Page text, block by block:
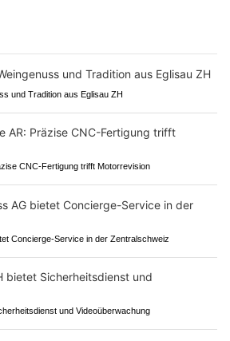
und Tradition aus Eglisau ZH
CNC-Fertigung trifft Motorrevision
Concierge-Service in der Zentralschweiz
und Videoüberwachung